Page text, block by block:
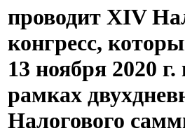
проводит XIV
конгресс,
13 ноября 2020
рамках
Налогового